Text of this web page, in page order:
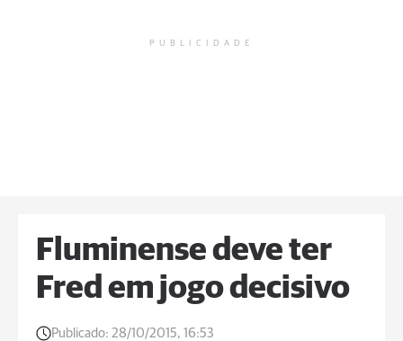
PUBLICIDADE
Fluminense deve ter
Fred em jogo decisivo
Publicado: 28/10/2015, 16:53